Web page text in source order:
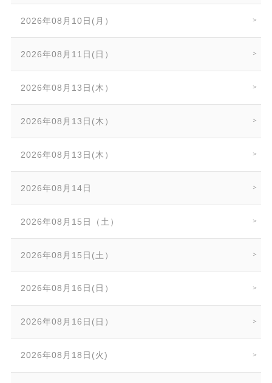
2026年08月10日(月）
2026年08月11日(日）
2026年08月13日(木）
2026年08月13日(木）
2026年08月13日(木）
2026年08月14日
2026年08月15日（土）
2026年08月15日(土）
2026年08月16日(日）
2026年08月16日(日）
2026年08月18日(火)